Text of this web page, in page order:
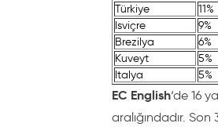
Liderlik için
Sınav Becerileri
Çevrimiçi İletişim
İngiltere'de
lisans bölümleri
edebilirsiniz.
Türkiye
11%
Isviçre
9%
Brezilya
6%
Kuveyt
5%
Italya
5%
EC English‘de 16
aralığındadır.